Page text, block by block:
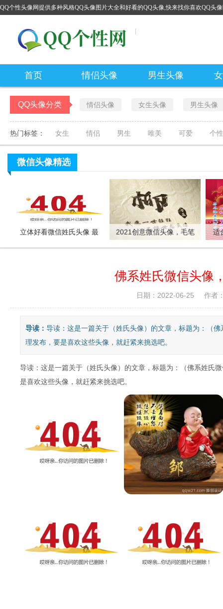
QQ个性头像网提供多种风格QQ头像图片大全和好看的QQ头像,快来找你喜欢QQ头
首页 情侣头像 男生头像
QQ头像分类 情侣头像 女生头像 男生头像
热门标签： 女生 情侣 男生 唯美 可爱 个性
微信头像精选
立体好看微信姓氏头像 最
受欢迎喜欢最多的
2021创意微信头像，毛笔
字特效风格12个姓氏
适
佛系姓氏微信头像
日期：2022-06-25 作者
导读： 导读：这是一篇关于（姓氏头像）的文章，标题为：（
理发布，要是喜欢这些头像，就赶紧来挑选吧。
导读：这是一篇关于（姓氏头像）的文章，标题为：（佛系姓氏
是喜欢这些头像，就赶紧来挑选吧。